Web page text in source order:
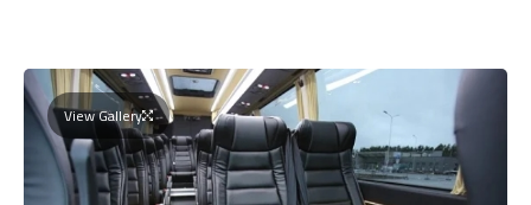
View Gallery